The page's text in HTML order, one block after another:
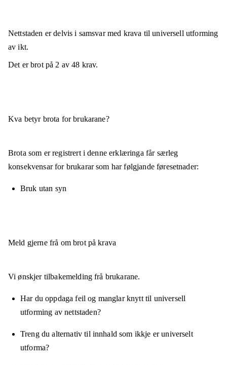
Nettstaden erdelvis i samsvarmed krava til universell utforming
av ikt.
Det er brot på2 av48 krav.
Kva betyr brota for brukarane?
Brota som er registrert i denne erklæringa får særleg
konsekvensar for brukarar som har følgjande føresetnader:
Bruk utan syn
Meld gjerne frå om brot på krava
Vi ønskjer tilbakemelding frå brukarane.
Har du oppdaga feil og manglar knytt til universell
utforming av nettstaden?
Treng du alternativ til innhald som ikkje er universelt
utforma?